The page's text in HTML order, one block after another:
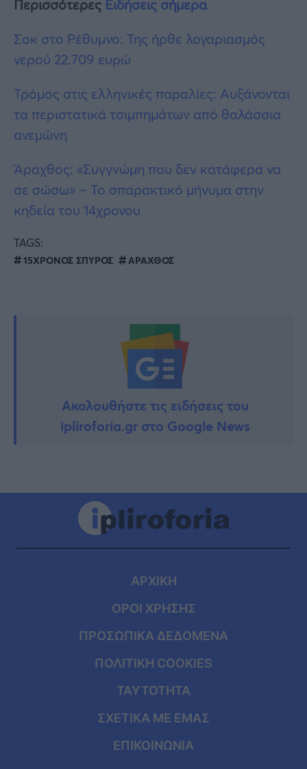
Περισσότερες Ειδήσεις σήμερα
Σοκ στο Ρέθυμνο: Της ήρθε λογαριασμός
νερού 22.709 ευρώ
Τρόμος στις ελληνικές παραλίες: Αυξάνονται
τα περιστατικά τσιμπημάτων από θαλάσσια
ανεμώνη
Άραχθος: «Συγγνώμη που δεν κατάφερα να
σε σώσω» – Το σπαρακτικό μήνυμα στην
κηδεία του 14χρονου
TAGS:
15ΧΡΟΝΟΣ ΣΠΥΡΟΣ ΑΡΑΧΘΟΣ
Ακολουθήστε τις ειδήσεις του
ipliroforia.gr στο Google News
ΑΡΧΙΚΗ
ΟΡΟΙ ΧΡΗΣΗΣ
ΠΡΟΣΩΠΙΚΑ ΔΕΔΟΜΕΝΑ
ΠΟΛΙΤΙΚΗ COOKIES
ΤΑΥΤΟΤΗΤΑ
ΣΧΕΤΙΚΑ ΜΕ ΕΜΑΣ
ΕΠΙΚΟΙΝΩΝΙΑ